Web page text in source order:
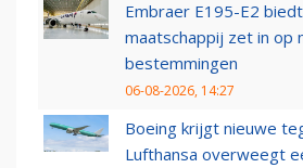
Embraer E195-E2
maatschappij zet in op
bestemmingen
06-08-2026, 14:27
Boeing krijgt nieuwe
Lufthansa overweegt